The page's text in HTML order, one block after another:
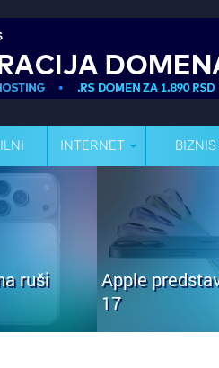
INTERNET BIZNIS
ruši
Apple
17